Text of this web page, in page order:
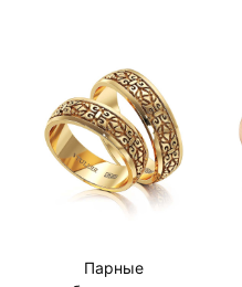
Парные